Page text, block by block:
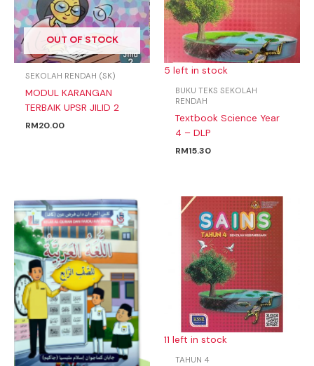
OUT OF STOCK
SEKOLAH RENDAH (SK)
MODUL KARANGAN
TERBAIK UPSR JILID 2
RM20.00
5 left in stock
BUKU TEKS SEKOLAH
RENDAH
Textbook Science Year
4 – DLP
RM15.30
11 left in stock
TAHUN 4